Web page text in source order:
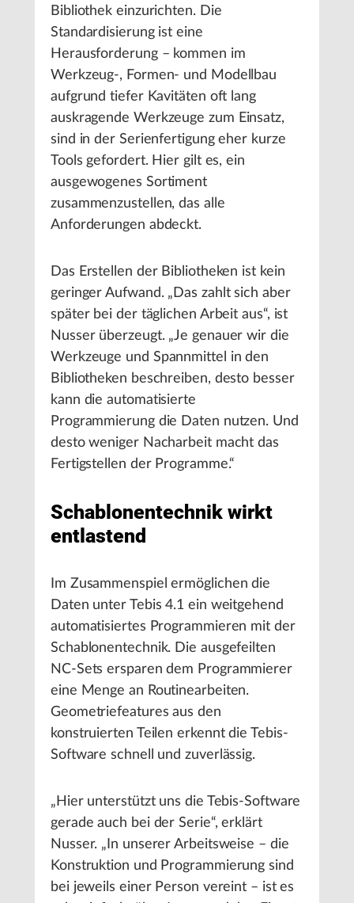
Bibliothek einzurichten. Die
Standardisierung ist eine
Herausforderung – kommen im
Werkzeug-, Formen- und Modellbau
aufgrund tiefer Kavitäten oft lang
auskragende Werkzeuge zum Einsatz,
sind in der Serienfertigung eher kurze
Tools gefordert. Hier gilt es, ein
ausgewogenes Sortiment
zusammenzustellen, das alle
Anforderungen abdeckt.
Das Erstellen der Bibliotheken ist kein
geringer Aufwand. „Das zahlt sich aber
später bei der täglichen Arbeit aus“, ist
Nusser überzeugt. „Je genauer wir die
Werkzeuge und Spannmittel in den
Bibliotheken beschreiben, desto besser
kann die automatisierte
Programmierung die Daten nutzen. Und
desto weniger Nacharbeit macht das
Fertigstellen der Programme.“
Schablonentechnik wirkt
entlastend
Im Zusammenspiel ermöglichen die
Daten unter Tebis 4.1 ein weitgehend
automatisiertes Programmieren mit der
Schablonentechnik. Die ausgefeilten
NC-Sets ersparen dem Programmierer
eine Menge an Routinearbeiten.
Geometriefeatures aus den
konstruierten Teilen erkennt die Tebis-
Software schnell und zuverlässig.
„Hier unterstützt uns die Tebis-Software
gerade auch bei der Serie“, erklärt
Nusser. „In unserer Arbeitsweise – die
Konstruktion und Programmierung sind
bei jeweils einer Person vereint – ist es